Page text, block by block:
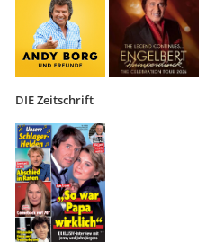
DIE Zeitschrift